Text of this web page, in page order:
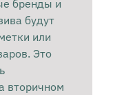
бренды и
будут
или
Это
вторичном